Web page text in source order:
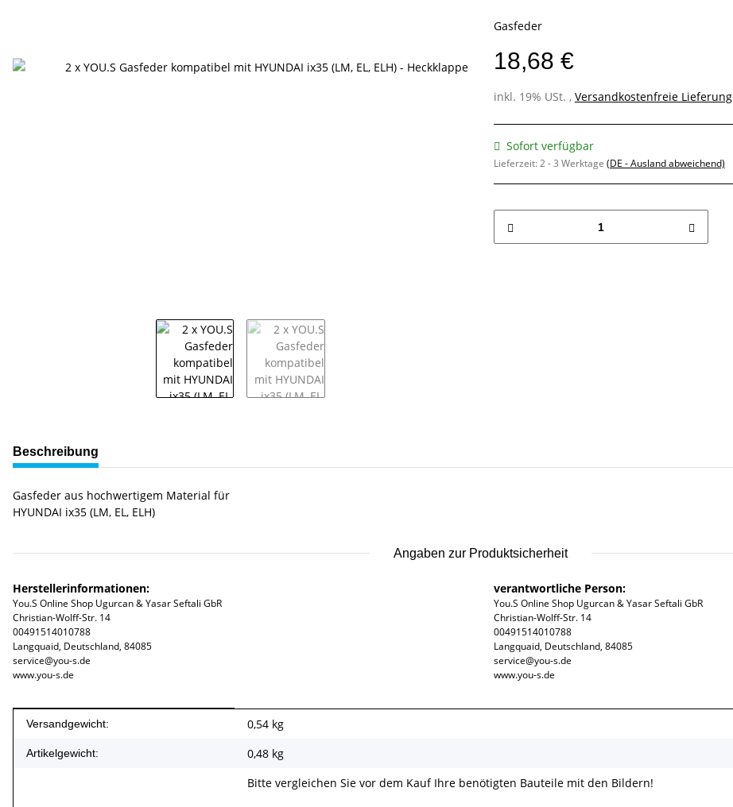
Gasfeder
18,68 €
inkl. 19% USt. , Versandkostenfreie Lieferung
Sofort verfügbar
Lieferzeit:2 - 3 Werktage (DE - Ausland abweichend)
weitere Registerkarten anzeigen
Beschreibung
Gasfeder aus hochwertigem Material für
HYUNDAI ix35 (LM, EL, ELH)
Angaben zur Produktsicherheit
Herstellerinformationen:
You.S Online Shop Ugurcan & Yasar Seftali GbR
Christian-Wolff-Str. 14
00491514010788
Langquaid, Deutschland, 84085
service@you-s.de
www.you-s.de
verantwortliche Person:
You.S Online Shop Ugurcan & Yasar Seftali GbR
Christian-Wolff-Str. 14
00491514010788
Langquaid, Deutschland, 84085
service@you-s.de
www.you-s.de
Produkteigenschaft
Wert
Versandgewicht: 0,54 kg
Artikelgewicht: 0,48 kg
Bitte vergleichen Sie vor dem Kauf Ihre benötigten Bauteile mit den Bildern!